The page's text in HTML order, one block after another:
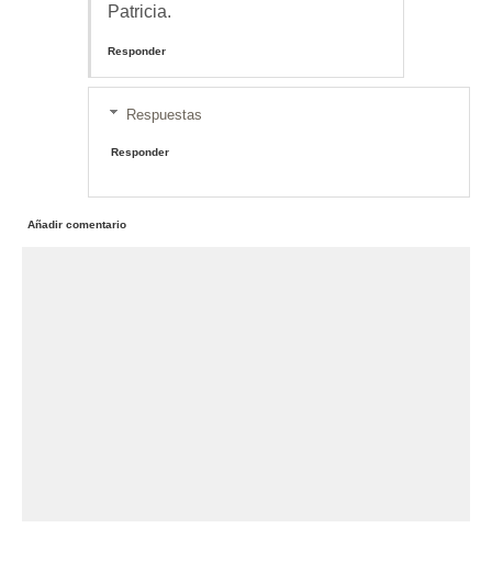
Patricia.
Responder
Respuestas
Responder
Añadir comentario